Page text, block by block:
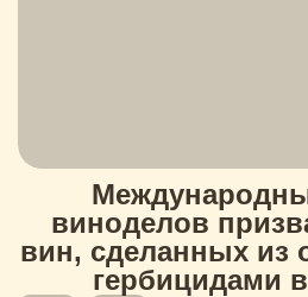
виноделов
вин, сделанных из
гербицидами